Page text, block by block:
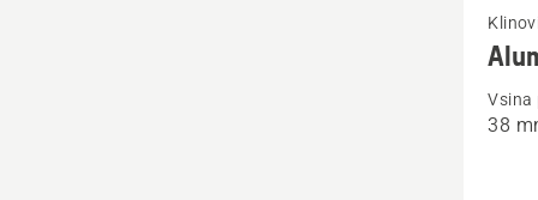
više
detalja
Vsina
38